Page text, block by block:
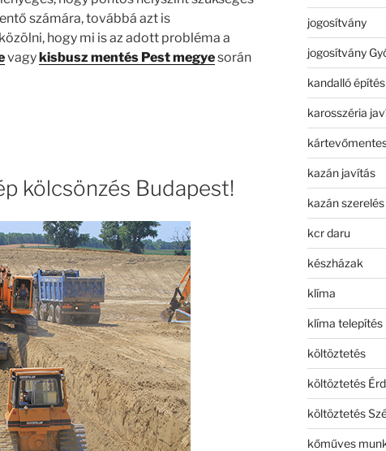
számára, továbbá azt is
hogy mi is az adott probléma a
vagykisbusz mentés Pest megyesorán
kölcsönzés Budapest!
jogosítvány
jogosítvány
kandalló építés
karosszéria
kazán javítás
kazán szerelés
kcr daru
készházak
klíma
klíma telepítés
költöztetés
költöztetés Érd
költöztetés
kőműves